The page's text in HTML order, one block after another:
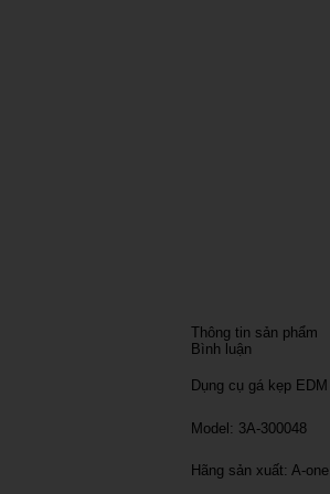
Thông tin sản phẩm
Bình luận
Dụng cụ gá kẹp EDM
Model: 3A-300048
Hãng sản xuất: A-one